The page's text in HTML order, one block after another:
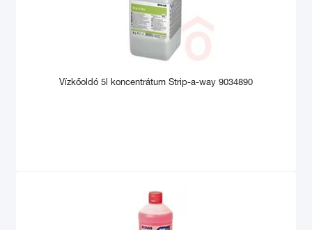
Vízkőoldó 5l koncentrátum Strip-a-way 9034890